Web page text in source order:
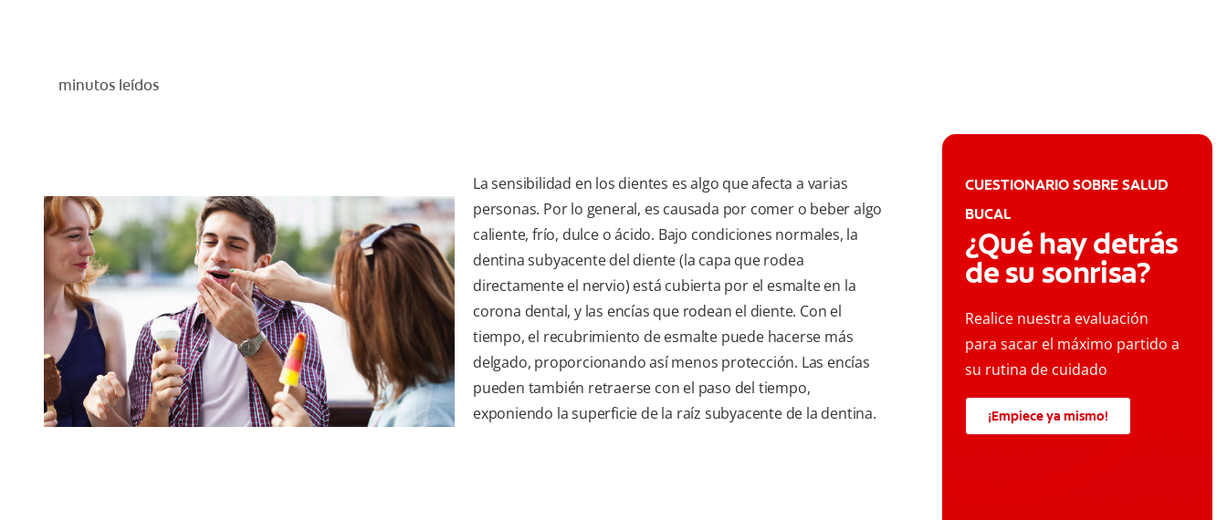
minutos leídos
La sensibilidad en los dientes es algo que afecta a varias
personas. Por lo general, es causada por comer o beber algo
caliente, frío, dulce o ácido. Bajo condiciones normales, la
dentina subyacente del diente (la capa que rodea
directamente el nervio) está cubierta por el esmalte en la
corona dental, y las encías que rodean el diente. Con el
tiempo, el recubrimiento de esmalte puede hacerse más
delgado, proporcionando así menos protección. Las encías
pueden también retraerse con el paso del tiempo,
exponiendo la superficie de la raíz subyacente de la dentina.
CUESTIONARIO SOBRE SALUD
BUCAL
¿Qué hay detrás
de su sonrisa?
Realice nuestra evaluación
para sacar el máximo partido a
su rutina de cuidado
¡Empiece ya mismo!